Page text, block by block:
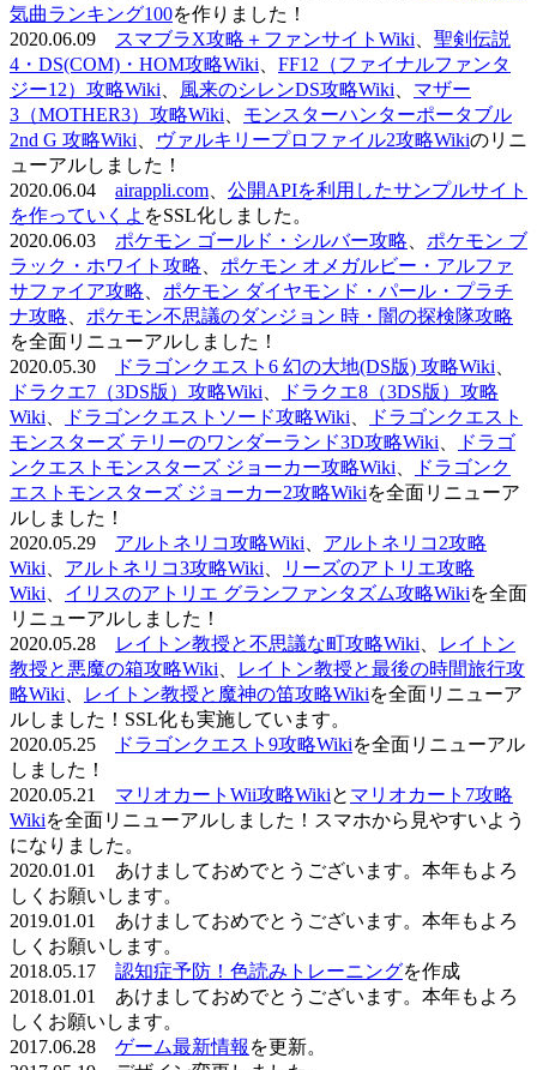
気曲ランキング100を作りました！
2020.06.09
スマブラX攻略＋ファンサイトWiki
聖剣伝説
4・DS(COM)・HOM攻略Wiki
FF12（ファイナルファンタ
ジー12）攻略Wiki
風来のシレンDS攻略Wiki
マザー
3（MOTHER3）攻略Wiki
モンスターハンターポータブル
2nd G 攻略Wiki
ヴァルキリープロファイル2攻略Wikiのリニ
ューアルしました！
2020.06.04 airappli.com
公開APIを利用したサンプルサイト
を作っていくよ をSSL化しました。
2020.06.03 ポケモン ゴールド・シルバー攻略
ポケモン ブ
ラック・ホワイト攻略
ポケモン オメガルビー・アルファ
サファイア攻略
ポケモン ダイヤモンド・パール・プラチ
ナ攻略
ポケモン不思議のダンジョン 時・闇の探検隊攻略
を全面リニューアルしました！
2020.05.30
ドラゴンクエスト6 幻の大地(DS版) 攻略Wiki
ドラクエ7（3DS版）攻略Wiki
ドラクエ8（3DS版）攻略
Wiki
ドラゴンクエストソード攻略Wiki
ドラゴンクエスト
モンスターズ テリーのワンダーランド3D攻略Wiki
ドラゴ
ンクエストモンスターズ ジョーカー攻略Wiki
ドラゴンク
エストモンスターズ ジョーカー2攻略Wikiを全面リニューア
ルしました！
2020.05.29 アルトネリコ攻略Wiki
アルトネリコ2攻略
Wiki
アルトネリコ3攻略Wiki
リーズのアトリエ攻略
Wiki
イリスのアトリエ グランファンタズム攻略Wikiを全面
リニューアルしました！
2020.05.28
レイトン教授と不思議な町攻略Wiki
レイトン
教授と悪魔の箱攻略Wiki
レイトン教授と最後の時間旅行攻
略Wiki
レイトン教授と魔神の笛攻略Wikiを全面リニューア
ルしました！SSL化も実施しています。
2020.05.25
ドラゴンクエスト9攻略Wikiを全面リニューアル
しました！
2020.05.21 マリオカートWii攻略Wikiと マリオカート7攻略
Wikiを全面リニューアルしました！スマホから見やすいよう
になりました。
2020.01.01 あけましておめでとうございます。本年もよろ
しくお願いします。
2019.01.01 あけましておめでとうございます。本年もよろ
しくお願いします。
2018.05.17 認知症予防！色読みトレーニングを作成
2018.01.01 あけましておめでとうございます。本年もよろ
しくお願いします。
2017.06.28 ゲーム最新情報 を更新。